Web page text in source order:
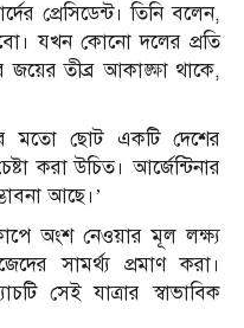
প্রেসিডেন্ট। তিনি বলেন,
যখন কোনো দলের প্রতি
জয়ের তীব্র আকাঙ্ক্ষা থাকে,
মতো ছোট একটি দেশের
করা উচিত। আর্জেন্টিনার
আছে।’
অংশ নেওয়ার মূল লক্ষ্য
সামর্থ্য প্রমাণ করা।
সেই যাত্রার স্বাভাবিক